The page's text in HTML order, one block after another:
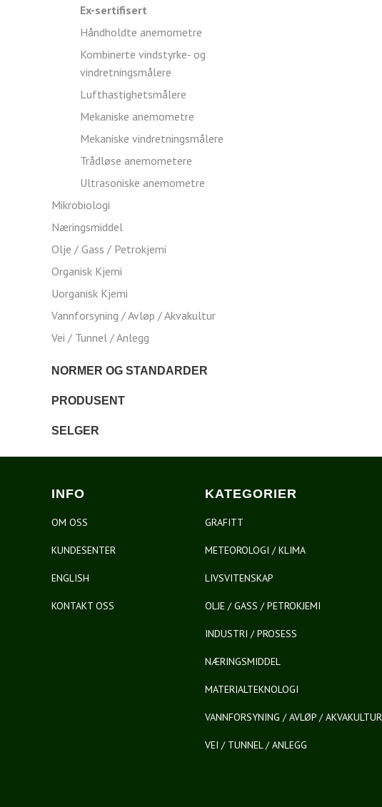
Ex-sertifisert
Håndholdte anemometre
Kombinerte vindstyrke- og
vindretningsmålere
Lufthastighetsmålere
Mekaniske anemometre
Mekaniske vindretningsmålere
Trådløse anemometere
Ultrasoniske anemometre
Mikrobiologi
Næringsmiddel
Olje / Gass / Petrokjemi
Organisk Kjemi
Uorganisk Kjemi
Vannforsyning / Avløp / Akvakultur
Vei / Tunnel / Anlegg
NORMER OG STANDARDER
PRODUSENT
SELGER
INFO
OM OSS
KUNDESENTER
ENGLISH
KONTAKT OSS
KATEGORIER
GRAFITT
METEOROLOGI / KLIMA
LIVSVITENSKAP
OLJE / GASS / PETROKJEMI
INDUSTRI / PROSESS
NÆRINGSMIDDEL
MATERIALTEKNOLOGI
VANNFORSYNING / AVLØP / AKVAKULTUR
VEI / TUNNEL / ANLEGG